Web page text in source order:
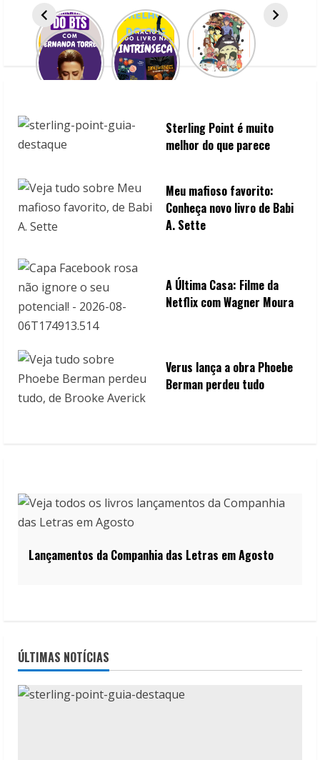
Sterling Point é muito
melhor do que parece
Meu mafioso favorito:
Conheça novo livro de Babi
A. Sette
A Última Casa: Filme da
Netflix com Wagner Moura
Verus lança a obra Phoebe
Berman perdeu tudo
Lançamentos da Companhia das Letras em Agosto
ÚLTIMAS NOTÍCIAS